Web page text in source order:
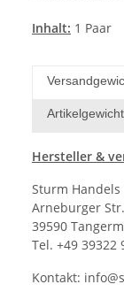
Inhalt: 1 Paar
Hersteller &
Sturm Handels
Arneburger
39590
Tel. +49 39322
Kontakt: